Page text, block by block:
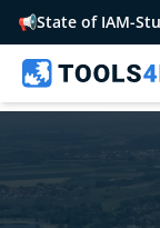
📢State of IAM-